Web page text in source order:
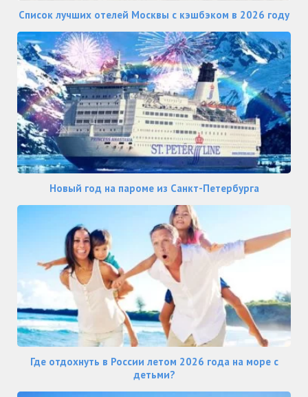
Список лучших отелей Москвы с кэшбэком в 2026 году
Новый год на пароме из Санкт-Петербурга
Где отдохнуть в России летом 2026 года на море с
детьми?